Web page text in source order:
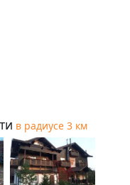
в радиусе 3 км